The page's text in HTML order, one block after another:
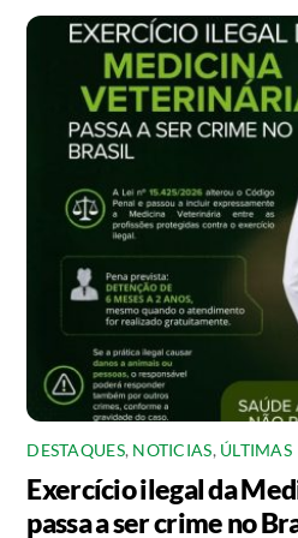
DESTAQUES, NOTICIAS, ÚLTIMAS
Exercício ilegal da
passa a ser crime no